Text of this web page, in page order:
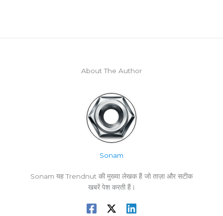
About The Author
Sonam
Sonam यह Trendnut की मुख्या लेखक हैं जो ताज़ा और सटीक
खबरें पेश करती हैं।